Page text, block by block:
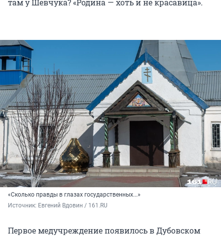
«Сколько правды в глазах государственных...»
Источник: Евгений Вдовин / 161.RU
Первое медучреждение появилось в Дубовском